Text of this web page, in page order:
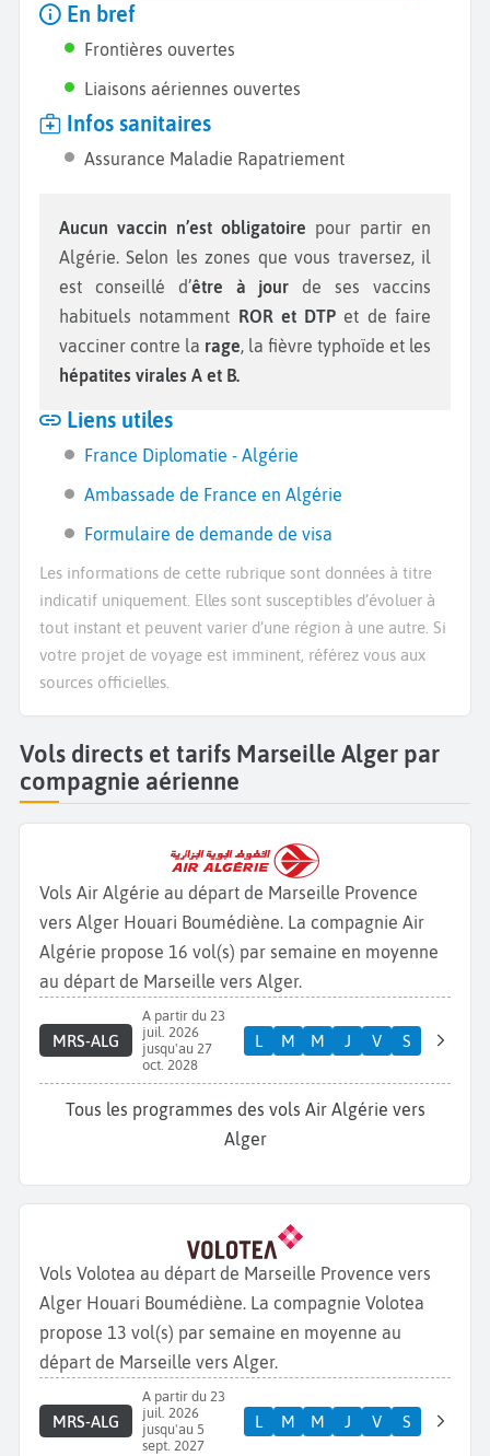
En bref
Frontières ouvertes
Liaisons aériennes ouvertes
Infos sanitaires
Assurance Maladie Rapatriement
Aucun vaccin n’est obligatoire pour partir en
Algérie. Selon les zones que vous traversez, il
est conseillé d’être à jour de ses vaccins
habituels notamment ROR et DTP et de faire
vacciner contre la rage , la fièvre typhoïde et les
hépatites virales A et B.
Liens utiles
France Diplomatie - Algérie
Ambassade de France en Algérie
Formulaire de demande de visa
Les informations de cette rubrique sont données à titre
indicatif uniquement. Elles sont susceptibles d’évoluer à
tout instant et peuvent varier d’une région à une autre. Si
votre projet de voyage est imminent, référez vous aux
sources officielles.
Vols directs et tarifs Marseille Alger par
compagnie aérienne
Vols Air Algérie au départ de Marseille Provence
vers Alger Houari Boumédiène. La compagnie Air
Algérie propose 16 vol(s) par semaine en moyenne
au départ de Marseille vers Alger.
MRS-ALG
A partir du 23
juil. 2026
jusqu'au 27
oct. 2028
L M M J V S
Tous les programmes des vols Air Algérie vers
Alger
Vols Volotea au départ de Marseille Provence vers
Alger Houari Boumédiène. La compagnie Volotea
propose 13 vol(s) par semaine en moyenne au
départ de Marseille vers Alger.
MRS-ALG
A partir du 23
juil. 2026
jusqu'au 5
sept. 2027
L M M J V S